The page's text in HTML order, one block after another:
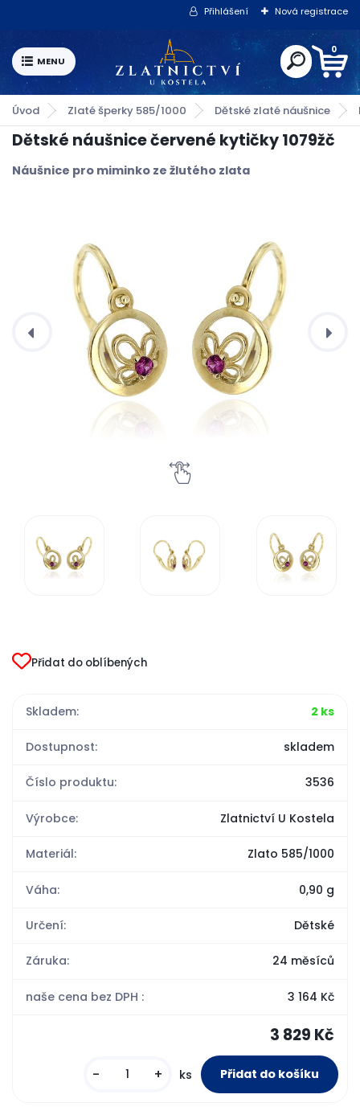
Přihlášení Nová registrace
0
Úvod Zlaté šperky 585/1000 Dětské zlaté náušnice
Dětské náušnice červené kytičky 1079žč
Náušnice pro miminko ze žlutého zlata
Přidat do oblíbených
Skladem: 2 ks
Dostupnost: skladem
Číslo produktu: 3536
Výrobce: Zlatnictví U Kostela
Materiál: Zlato 585/1000
Váha: 0,90 g
Určení: Dětské
Záruka: 24 měsíců
naše cena bez DPH : 3 164 Kč
3 829 Kč
- + ks